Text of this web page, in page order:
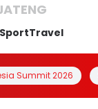
SportTravel
Summit 2026